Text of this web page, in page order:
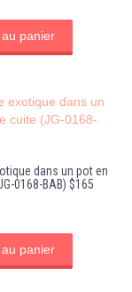
panier
dans un pot en
0168-BAB) $165
panier